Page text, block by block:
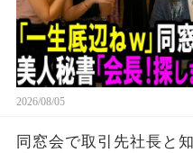
2026/08/05
同窓会で取引先社長と